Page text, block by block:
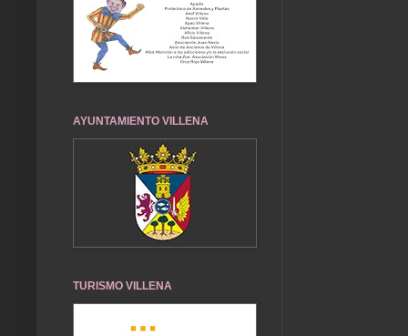
AYUNTAMIENTO VILLENA
TURISMO VILLENA